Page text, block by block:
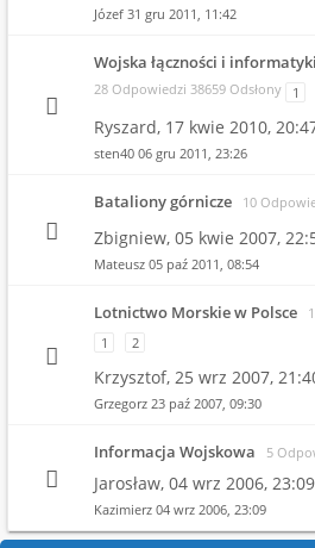
Józef 31 gru 2011, 11:42
Wojska łączności i informatyki
28 Odpowiedzi 38659 Odsłony 1
Ryszard, 17 kwie 2010,
sten40 06 gru 2011, 23:26
Bataliony górnicze 10
Zbigniew, 05 kwie 2007,
Mateusz 05 paź 2011, 08:54
Lotnictwo Morskie w Polsce
1
2
Krzysztof, 25 wrz 2007,
Grzegorz 23 paź 2007, 09:30
Informacja Wojskowa 5
Jarosław, 04 wrz 2006, 23:09
Kazimierz 04 wrz 2006, 23:09